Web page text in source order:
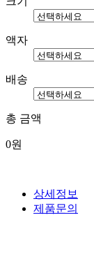
액자
배송
총 금액
0원
상세정보
제품문의